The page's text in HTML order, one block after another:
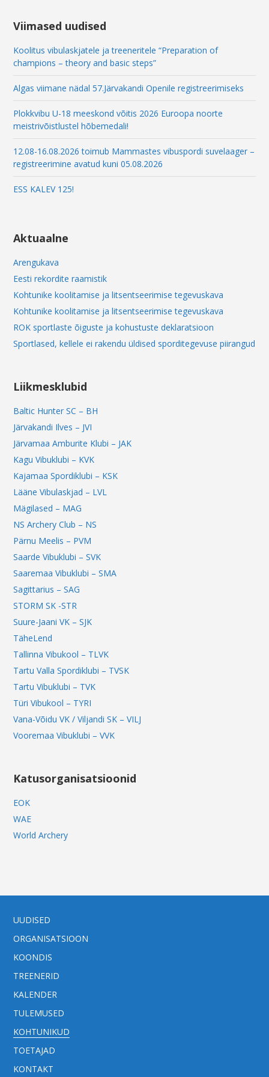
lViimased uudised
Koolitus vibulaskjatele ja treeneritele “Preparation of
champions – theory and basic steps”
Algas viimane nädal 57.Järvakandi Openile registreerimiseks
Plokkvibu U-18 meeskond võitis 2026 Euroopa noorte
meistrivõistlustel hõbemedali!
12.08-16.08.2026 toimub Mammastes vibuspordi suvelaager –
registreerimine avatud kuni 05.08.2026
ESS KALEV 125!
Aktuaalne
Arengukava
Eesti rekordite raamistik
Kohtunike koolitamise ja litsentseerimise tegevuskava
Kohtunike koolitamise ja litsentseerimise tegevuskava
ROK sportlaste õiguste ja kohustuste deklaratsioon
Sportlased, kellele ei rakendu üldised sporditegevuse piirangud
Liikmesklubid
Baltic Hunter SC – BH
Järvakandi Ilves – JVI
Järvamaa Amburite Klubi – JAK
Kagu Vibuklubi – KVK
Kajamaa Spordiklubi – KSK
Lääne Vibulaskjad – LVL
Mägilased – MAG
NS Archery Club – NS
Pärnu Meelis – PVM
Saarde Vibuklubi – SVK
Saaremaa Vibuklubi – SMA
Sagittarius – SAG
STORM SK -STR
Suure-Jaani VK – SJK
TäheLend
Tallinna Vibukool – TLVK
Tartu Valla Spordiklubi – TVSK
Tartu Vibuklubi – TVK
Türi Vibukool – TYRI
Vana-Võidu VK / Viljandi SK – VILJ
Vooremaa Vibuklubi – VVK
Katusorganisatsioonid
EOK
WAE
World Archery
UUDISED
ORGANISATSIOON
KOONDIS
TREENERID
KALENDER
TULEMUSED
KOHTUNIKUD
TOETAJAD
KONTAKT